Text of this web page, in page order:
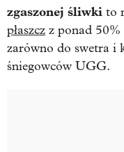
zgaszonej śliwki to
płaszcz z ponad 50%
zarówno do swetra i
śniegowców UGG.